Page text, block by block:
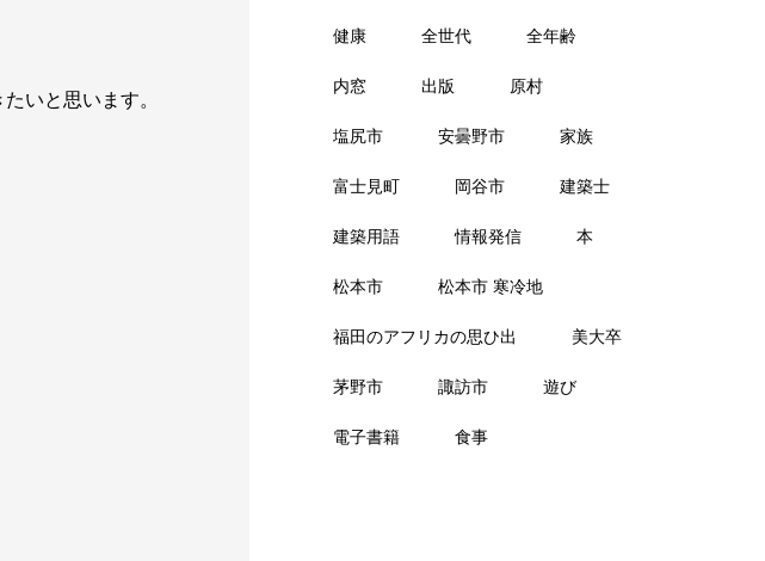
いと思います。
健康 全世代 全年齢
内窓 出版 原村
塩尻市 安曇野市 家族
富士見町 岡谷市 建築士
建築用語 情報発信 本
松本市 松本市 寒冷地
福田のアフリカの思ひ出 美大卒
茅野市 諏訪市 遊び
電子書籍 食事